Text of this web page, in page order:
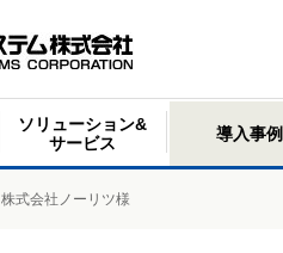
ソリューション&
サービス
導入事例
株式会社ノーリツ様